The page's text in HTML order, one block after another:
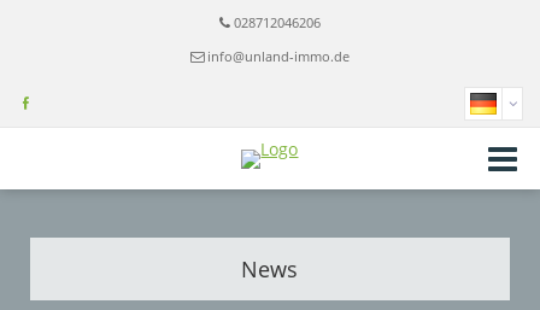
028712046206
info@unland-immo.de
News